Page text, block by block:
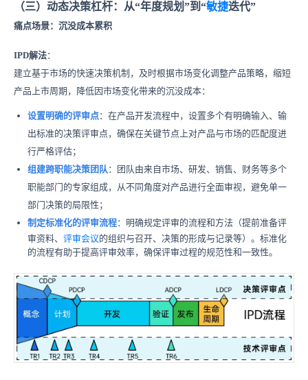
（三）动态决策杠杆：从“年度规划”到“敏捷迭代”
痛点场景：沉没成本累积
IPD解法：
建立基于市场的快速决策机制，及时根据市场变化调整产品策略，缩短
产品上市周期，降低因市场变化带来的沉没成本：
设置明确的评审点：在产品开发流程中，设置多个有明确输入、输
出标准的决策评审点，确保在关键节点上对产品与市场的匹配度进
行严格评估；
组建跨职能决策团队 ：团队由来自市场、研发、销售、财务等多个
职能部门的专家组成，从不同角度对产品进行全面审视，避免单一
部门决策的局限性；
制定标准化的评审流程：明确规定评审的流程和方法（提前准备评
审资料、 评审会议的组织与召开、决策的形成与记录等）。标准化
的流程有助于提高评审效率，确保评审过程的规范性和一致性。